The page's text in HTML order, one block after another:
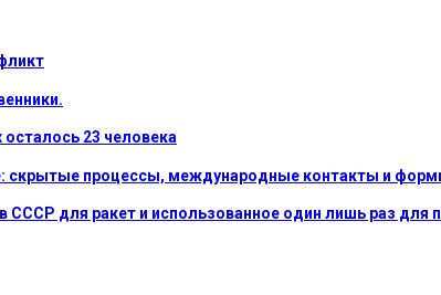
23 человека
скрытые процессы, международные контакты и
для ракет и использованное один лишь раз для